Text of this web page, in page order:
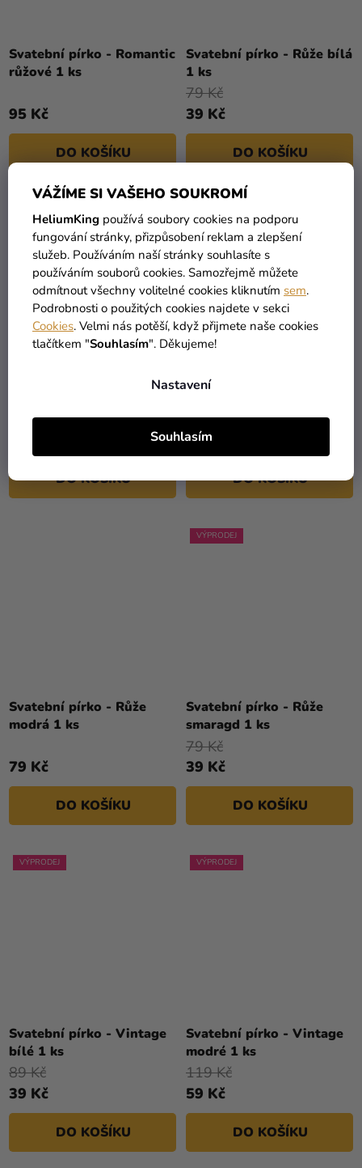
VÁŽÍME SI VAŠEHO SOUKROMÍ
HeliumKing používá soubory cookies na podporu
fungování stránky, přizpůsobení reklam a zlepšení
služeb. Používáním naší stránky souhlasíte s
používáním souborů cookies. Samozřejmě můžete
odmítnout všechny volitelné cookies kliknutím sem.
Podrobnosti o použitých cookies najdete v sekci
Cookies. Velmi nás potěší, když přijmete naše cookies
tlačítkem "Souhlasím". Děkujeme!
Nastavení
Souhlasím
Svatební pírko - Romantic
růžové 1 ks
95 Kč
DO KOŠÍKU
Svatební pírko - Růže bílá
1 ks
39 Kč
79 Kč
DO KOŠÍKU
DO KOŠÍKU
Svatební pírko - Růže
79 Kč
DO KOŠÍKU
Svatební pírko - Růže
modrá 1 ks
79 Kč
DO KOŠÍKU
VÝPRODEJ
Svatební pírko - Růže
smaragd 1 ks
39 Kč
79 Kč
DO KOŠÍKU
VÝPRODEJ
Svatební pírko - Vintage
bílé 1 ks
39 Kč
89 Kč
DO KOŠÍKU
VÝPRODEJ
Svatební pírko - Vintage
modré 1 ks
59 Kč
119 Kč
DO KOŠÍKU